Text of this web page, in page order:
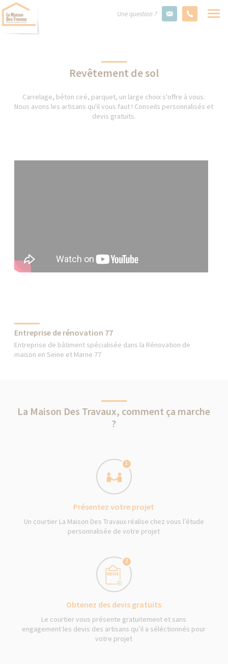
Une question ?
Revêtement de sol
Carrelage, béton ciré, parquet, un large choix s'offre à vous.
Nous avons les artisans qu'il vous faut ! Conseils personnalisés et
devis gratuits.
Entreprise de rénovation 77
Entreprise de bâtiment spécialisée dans la Rénovation de
maison en Seine et Marne 77
La Maison Des Travaux, comment ça marche
?
1
Présentez votre projet
Un courtier La Maison Des Travaux réalise chez vous l’étude
personnalisée de votre projet
2
Obtenez des devis gratuits
Le courtier vous présente gratuitement et sans
engagement les devis des artisans qu’il a séléctionnés pour
votre projet